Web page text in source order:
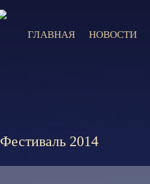
ГЛАВНАЯ НОВОСТИ
Фестиваль 2014